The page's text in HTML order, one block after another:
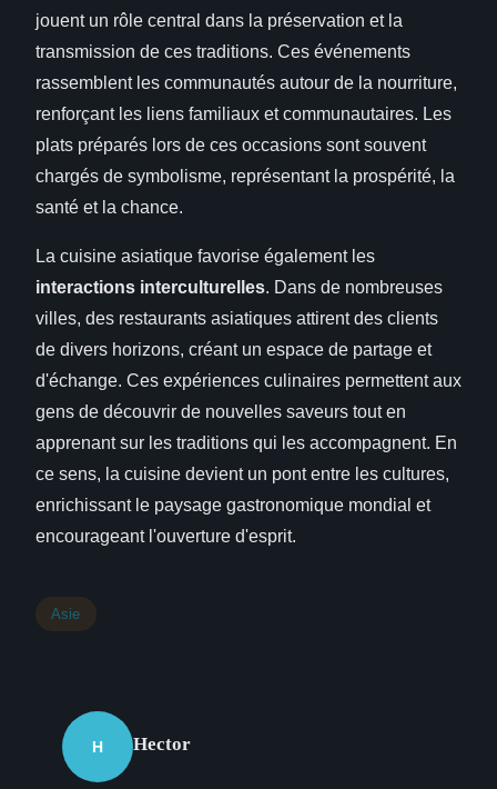
jouent un rôle central dans la préservation et la
transmission de ces traditions. Ces événements
rassemblent les communautés autour de la nourriture,
renforçant les liens familiaux et communautaires. Les
plats préparés lors de ces occasions sont souvent
chargés de symbolisme, représentant la prospérité, la
santé et la chance.
La cuisine asiatique favorise également les
interactions interculturelles. Dans de nombreuses
villes, des restaurants asiatiques attirent des clients
de divers horizons, créant un espace de partage et
d'échange. Ces expériences culinaires permettent aux
gens de découvrir de nouvelles saveurs tout en
apprenant sur les traditions qui les accompagnent. En
ce sens, la cuisine devient un pont entre les cultures,
enrichissant le paysage gastronomique mondial et
encourageant l'ouverture d'esprit.
Asie
H Hector